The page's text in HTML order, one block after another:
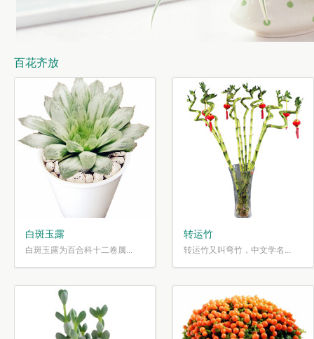
百花齐放
白斑玉露
白斑玉露为百合科十二卷属...
转运竹
转运竹又叫弯竹，中文学名...